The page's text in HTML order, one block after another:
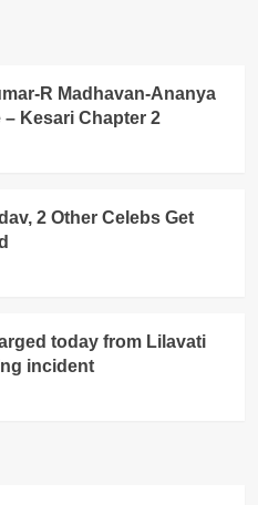
R Madhavan-Ananya
– Kesari Chapter 2
2 Other Celebs Get
today from Lilavati
incident